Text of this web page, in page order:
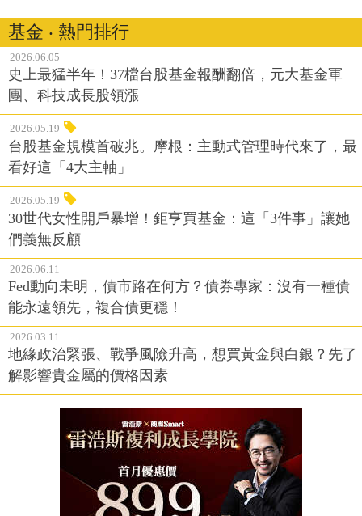
基金 ‧ 熱門排行
2026.06.05
史上最猛半年！37檔台股基金報酬翻倍，元大基金軍
團、科技成長股領漲
2026.05.19
台股基金規模首破兆。摩根：主動式管理時代來了，最
看好這「4大主軸」
2026.05.19
30世代女性開戶暴增！鉅亨買基金：這「3件事」讓她
們義無反顧
2026.06.11
Fed動向未明，債市路在何方？債券專家：沒有一種債
能永遠領先，複合債更穩！
2026.03.11
地緣政治緊張、戰爭風險升高，想買黃金與白銀？先了
解影響貴金屬的價格因素